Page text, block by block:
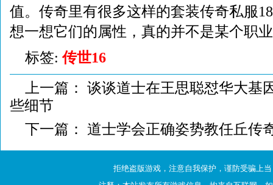
值。传奇里有很多这样的套装传奇私服
想一想它们的属性，真的并不是某个职
标签:传世16
上一篇： 谈谈道士在王思聪怼华大基
些细节
下一篇： 道士学会正确姿势教任丘传
拒绝盗版游戏，注意自我保护，谨防受骗上